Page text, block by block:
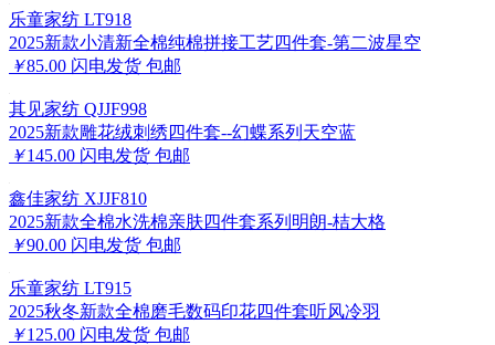
乐童家纺 LT918
2025新款小清新全棉纯棉拼接工艺四件套-第二波星空
￥85.00 闪电发货 包邮
其见家纺 QJJF998
2025新款雕花绒刺绣四件套--幻蝶系列天空蓝
￥145.00 闪电发货 包邮
鑫佳家纺 XJJF810
2025新款全棉水洗棉亲肤四件套系列明朗-桔大格
￥90.00 闪电发货 包邮
乐童家纺 LT915
2025秋冬新款全棉磨毛数码印花四件套听风冷羽
￥125.00 闪电发货 包邮